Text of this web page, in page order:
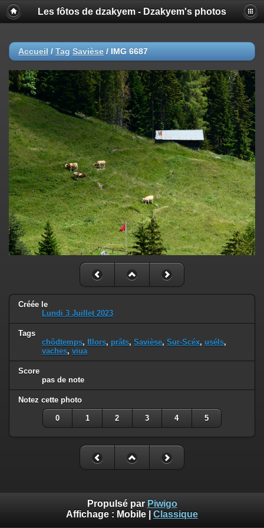
Les fôtos de dzakyem - Dzakyem's photos
Accueil / Tag Savièse / IMG 6687
Créée le
Lundi 3 Juillet 2023
Tags
chôdtemps, fllors, prâts, Savièse, Sur-Scéx, uséls,
vaches, viua
Score
pas de note
Notez cette photo
0 1 2 3 4 5
Propulsé par Piwigo
Affichage : Mobile Classique